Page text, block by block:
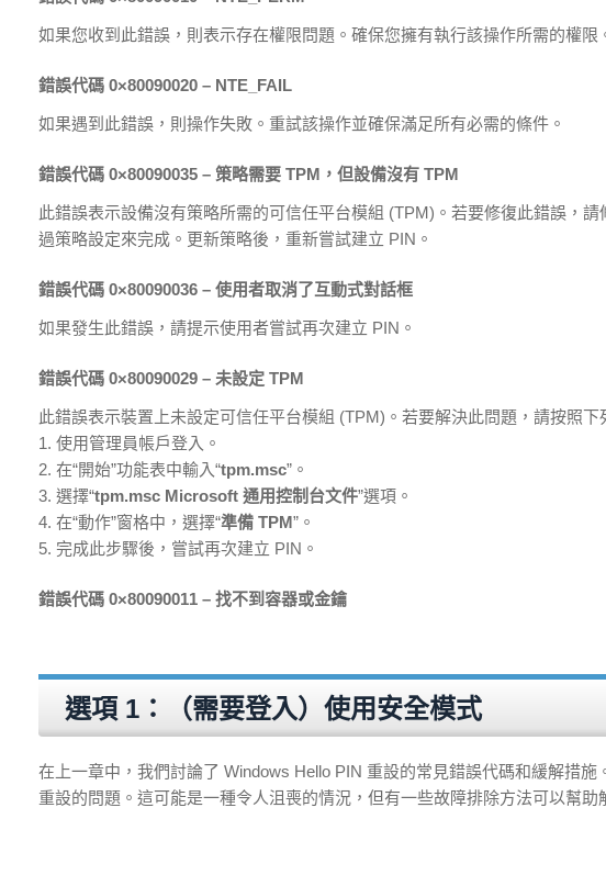
如果您收到此錯誤，則表示存在權限問題。確保您擁有執行該操作所需的權
錯誤代碼 0×80090020 – NTE_FAIL
如果遇到此錯誤，則操作失敗。重試該操作並確保滿足所有必需的條件。
錯誤代碼 0×80090035 – 策略需要 TPM，但設備沒有 TPM
此錯誤表示設備沒有策略所需的可信任平台模組 (TPM)。若要修復此錯誤，
過策略設定來完成。更新策略後，重新嘗試建立 PIN。
錯誤代碼 0×80090036 – 使用者取消了互動式對話框
如果發生此錯誤，請提示使用者嘗試再次建立 PIN。
錯誤代碼 0×80090029 – 未設定 TPM
此錯誤表示裝置上未設定可信任平台模組 (TPM)。若要解決此問題，請按照下
1. 使用管理員帳戶登入。
2. 在“開始”功能表中輸入“tpm.msc”。
3. 選擇“tpm.msc Microsoft 通用控制台文件”選項。
4. 在“動作”窗格中，選擇“準備 TPM”。
5. 完成此步驟後，嘗試再次建立 PIN。
錯誤代碼 0×80090011 – 找不到容器或金鑰
選項 1：（需要登入）使用安全模式
在上一章中，我們討論了 Windows Hello PIN 重設的常見錯誤代碼和緩解措
重設的問題。這可能是一種令人沮喪的情況，但有一些故障排除方法可以幫助